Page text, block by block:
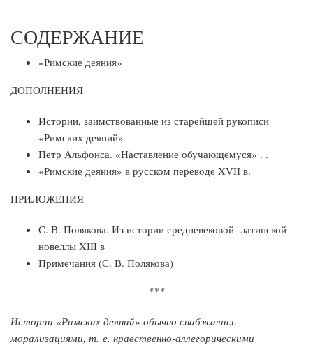
СОДЕРЖАНИЕ
«Римские деяния»
ДОПОЛНЕНИЯ
Истории, заимствованные из старейшей рукописи
«Римских деяний»
Петр Альфонса. «Наставление обучающемуся» . .
«Римские деяния» в русском переводе XVII в.
ПРИЛОЖЕНИЯ
С. В. Полякова. Из истории средневековой латинской
новеллы XIII в
Примечания (С. В. Полякова)
***
Истории «Римских деяний» обычно снабжались
морализациями, т. е. нравственно-аллегорическими